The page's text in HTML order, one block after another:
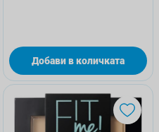
Добави в количката